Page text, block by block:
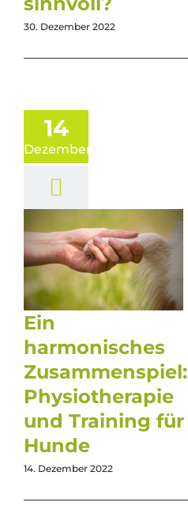
30. Dezember 2022
14
Dezember
Ein
harmonisches
Zusammenspiel:
Physiotherapie
und Training für
Hunde
14. Dezember 2022